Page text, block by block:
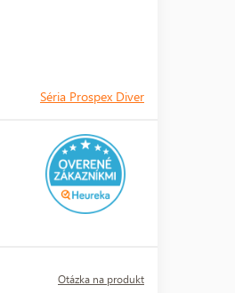
Séria Prospex Diver
Otázka na produkt